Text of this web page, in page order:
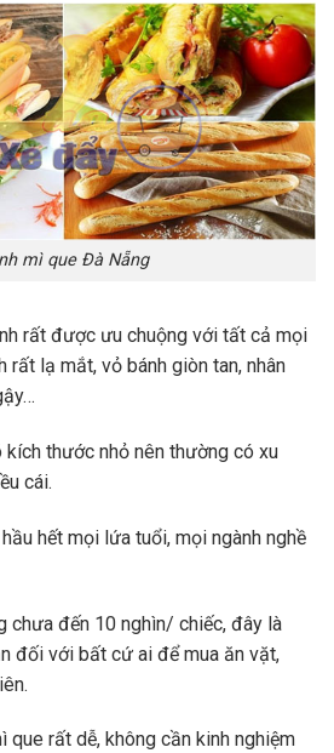
mì que Đà Nẵng
rất được ưu chuộng với tất cả mọi
rất lạ mắt, vỏ bánh giòn tan, nhân
kích thước nhỏ nên thường có xu
cái.
hết mọi lứa tuổi, mọi ngành nghề
chưa đến 10 nghìn/ chiếc, đây là
đối với bất cứ ai để mua ăn vặt,
que rất dễ, không cần kinh nghiệm